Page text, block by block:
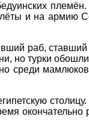
и на армию
раб,
но турки обошли
среди
окончательно